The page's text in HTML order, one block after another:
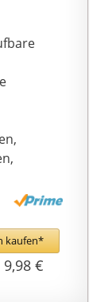
an
roten
kaufen*
9,98 €